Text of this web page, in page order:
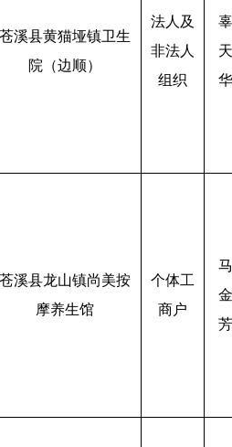
苍溪县黄猫垭镇卫生
院（边顺）
法人及
非法人
组织
辜
天
华
苍溪县龙山镇尚美按
摩养生馆
个体工
商户
马
金
芳